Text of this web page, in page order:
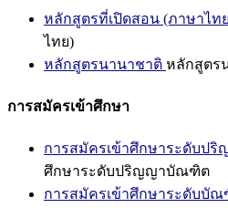
หลักสูตรที่เปิดสอน (ภาษาไท
ไทย)
หลักสูตรนานาชาติ หลักสูตร
การสมัครเข้าศึกษา
การสมัครเข้าศึกษาระดับป
ศึกษาระดับปริญญาบัณฑิต
การสมัครเข้าศึกษาระดับบั